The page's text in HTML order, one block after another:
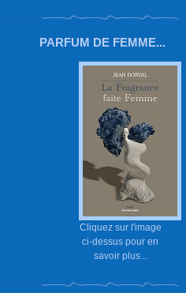
PARFUM DE FEMME...
Cliquez sur l'image
ci-dessus pour en
savoir plus...